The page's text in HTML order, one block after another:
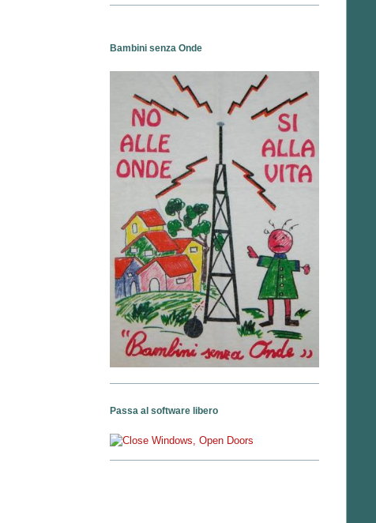
Bambini senza Onde
Passa al software libero